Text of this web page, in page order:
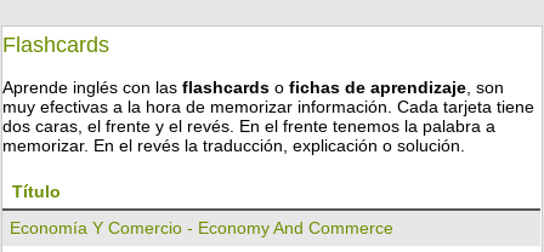
Flashcards
Aprende inglés con lasflashcards ofichas de aprendizaje , son
muy efectivas a la hora de memorizar información. Cada tarjeta tiene
dos caras, el frente y el revés. En el frente tenemos la palabra a
memorizar. En el revés la traducción, explicación o solución.
Título
Economía Y Comercio - Economy And Commerce